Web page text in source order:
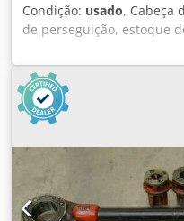
Condição: usado, Cabeça
de perseguição, estoque
corte de rosca, cortador
Alfsck -Fio de polegada:
385/120/110 mm -Peso: 5,1